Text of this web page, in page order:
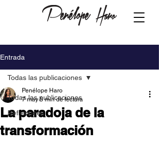
Entrada
Todas las publicaciones
Reflexiones
Todas las publicaciones
La paradoja de la
transformación
Penélope Haro
7 may 5 min de lectura